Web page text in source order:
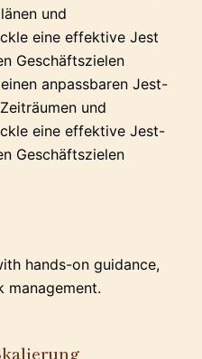
und
eine effektive Jest
Geschäftszielen
anpassbaren Jest-
und
eine effektive Jest-
Geschäftszielen
hands-on guidance,
management.